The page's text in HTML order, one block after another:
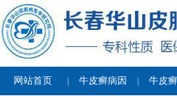
网站首页 牛皮癣病因 牛皮